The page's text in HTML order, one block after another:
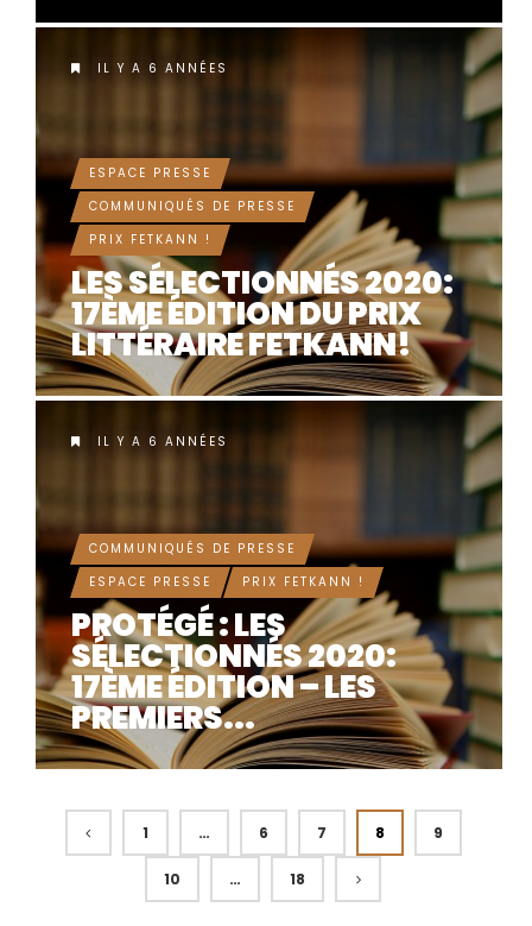
IL Y A 6 ANNÉES
ESPACE PRESSE
COMMUNIQUÉS DE PRESSE
PRIX FETKANN !
LES SÉLECTIONNÉS 2020:
17ÈME ÉDITION DU PRIX
LITTÉRAIRE FETKANN!
IL Y A 6 ANNÉES
COMMUNIQUÉS DE PRESSE
ESPACE PRESSE
PRIX FETKANN !
PROTÉGÉ : LES
SÉLECTIONNÉS 2020:
17ÈME ÉDITION – LES
PREMIERS...
1 … 6 7 8 9
10 … 18